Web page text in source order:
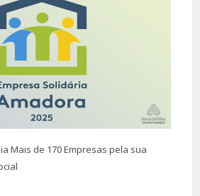
Mais de 170 Empresas pela sua